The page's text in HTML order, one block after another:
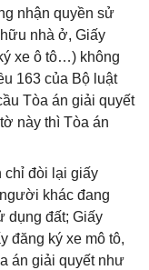
nhận quyền sử
nhà ở, Giấy
xe ô tô…) không
163 của Bộ luật
Tòa án giải quyết
này thì Tòa án
đòi lại giấy
khác đang
dụng đất; Giấy
đăng ký xe mô tô,
án giải quyết như